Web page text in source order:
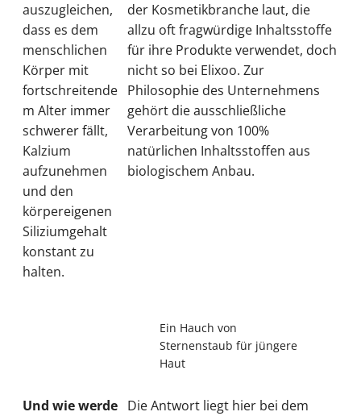
auszugleichen,
dass es dem
menschlichen
Körper mit
fortschreitende
m Alter immer
schwerer fällt,
Kalzium
aufzunehmen
und den
körpereigenen
Siliziumgehalt
konstant zu
halten.
der Kosmetikbranche laut, die
allzu oft fragwürdige Inhaltsstoffe
für ihre Produkte verwendet, doch
nicht so bei Elixoo. Zur
Philosophie des Unternehmens
gehört die ausschließliche
Verarbeitung von 100%
natürlichen Inhaltsstoffen aus
biologischem Anbau.
Ein Hauch von
Sternenstaub für jüngere
Haut
Und wie werde Die Antwort liegt hier bei dem